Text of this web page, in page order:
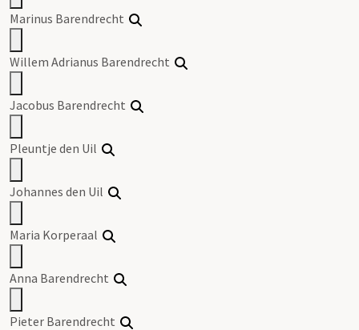
Marinus Barendrecht
Willem Adrianus Barendrecht
Jacobus Barendrecht
Pleuntje den Uil
Johannes den Uil
Maria Korperaal
Anna Barendrecht
Pieter Barendrecht